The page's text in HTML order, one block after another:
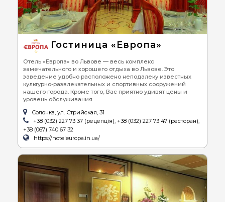
Гостиница «Европа»
Отель «Европа» во Львове — весь комплекс
замечательного и хорошего отдыха во Львове. Это
заведение удобно расположено неподалеку известных
культурно-развлекательных и спортивных сооружений
нашего города. Кроме того, Вас приятно удивят цены и
уровень обслуживания.
Солонка, ул. Стрийская, 31
+38 (032) 227 73 37 (рецепція), +38 (032) 227 73 47 (ресторан),
+38 (067) 740 67 32
https://hoteleuropa.in.ua/